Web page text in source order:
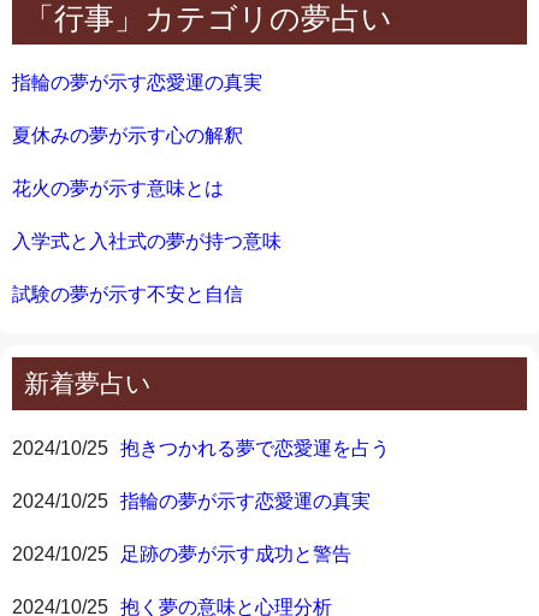
「行事」カテゴリの夢占い
指輪の夢が示す恋愛運の真実
夏休みの夢が示す心の解釈
花火の夢が示す意味とは
入学式と入社式の夢が持つ意味
試験の夢が示す不安と自信
新着夢占い
2024/10/25 抱きつかれる夢で恋愛運を占う
2024/10/25 指輪の夢が示す恋愛運の真実
2024/10/25 足跡の夢が示す成功と警告
2024/10/25 抱く夢の意味と心理分析